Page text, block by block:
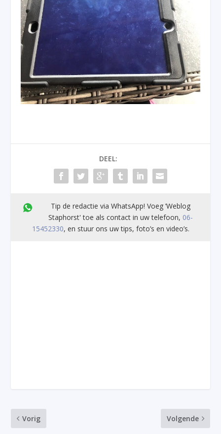
DEEL:
Tip de redactie via WhatsApp! Voeg ’Weblog
Staphorst' toe als contact in uw telefoon, 06-
15452330, en stuur ons uw tips, foto’s en video’s.
Vorig Volgende